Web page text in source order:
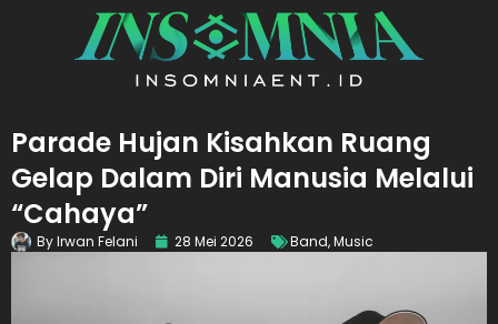
Parade Hujan Kisahkan Ruang
Gelap Dalam Diri Manusia Melalui
“Cahaya”
ByIrwan Felani 28 Mei 2026 Band,Music